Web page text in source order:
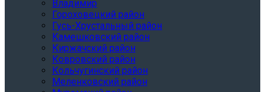
Владимир
Гороховецкий район
Гусь-Хрустальный район
Камешковский район
Киржачский район
Ковровский район
Кольчугинский район
Меленковский район